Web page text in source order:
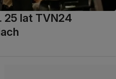
25 lat TVN24